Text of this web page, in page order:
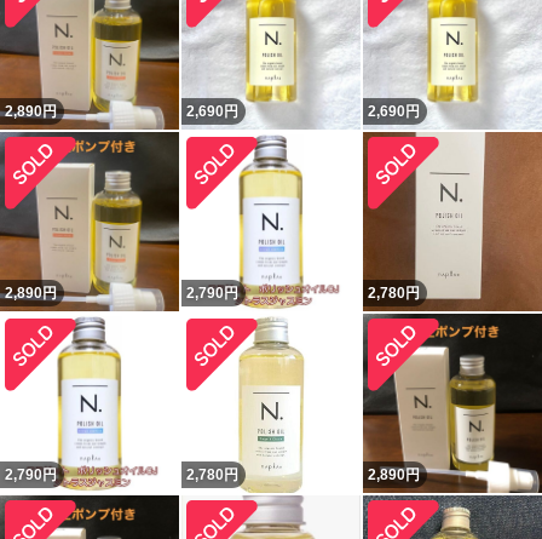
2,890円 2,690円 2,690円
2,890円 2,790円 2,780円
2,790円 2,780 円 2,890円